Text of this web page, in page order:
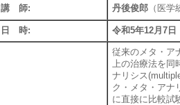
講 師: 丹後俊郎（医学
日 時: 令和5年12月7
従来のメタ・ア
上の治療法を同
ナリシス
ク・メタ・アナ
に直接に比較試